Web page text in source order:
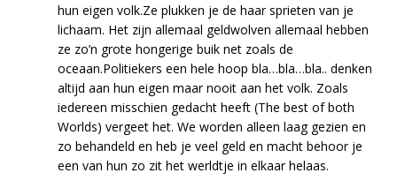
hun eigen volk.Ze plukken je de haar sprieten van je
lichaam. Het zijn allemaal geldwolven allemaal hebben
ze zo’n grote hongerige buik net zoals de
oceaan.Politiekers een hele hoop bla…bla…bla.. denken
altijd aan hun eigen maar nooit aan het volk. Zoals
iedereen misschien gedacht heeft (The best of both
Worlds) vergeet het. We worden alleen laag gezien en
zo behandeld en heb je veel geld en macht behoor je
een van hun zo zit het werldtje in elkaar helaas.